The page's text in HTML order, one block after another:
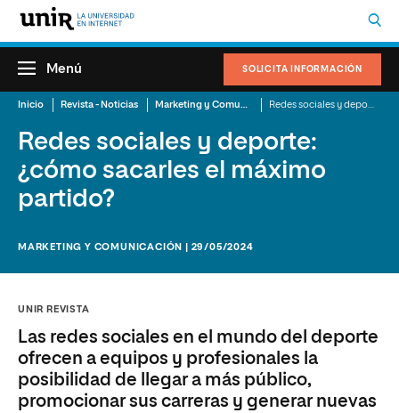
SOLICITA INFORMACIÓN
Menú
Inicio Revista - Noticias Marketing y Comunicación
Redes sociales y deporte:
¿cómo sacarles el máximo
partido?
MARKETING Y COMUNICACIÓN | 29/05/2024
UNIR REVISTA
Las redes sociales en el mundo del deporte
ofrecen a equipos y profesionales la
posibilidad de llegar a más público,
promocionar sus carreras y generar nuevas